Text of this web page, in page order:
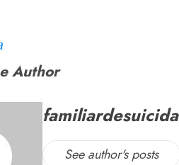
Author
familiardesuicida
See author's posts